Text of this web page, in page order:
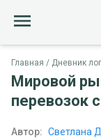
Главная Дневник
Мировой
перевозок
Автор: Светлана